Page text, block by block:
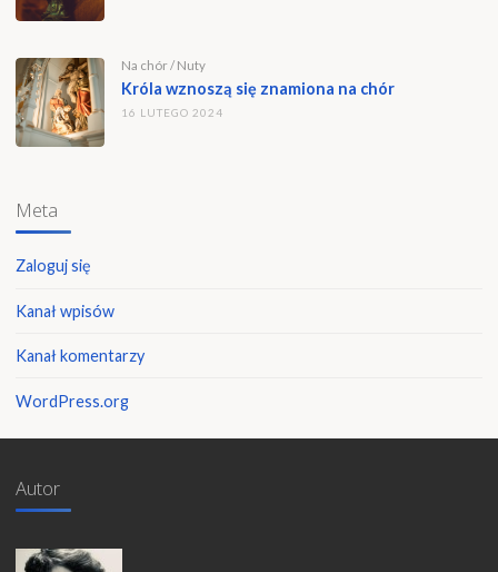
Na chór/ Nuty
Króla wznoszą się znamiona na chór
16 LUTEGO 2024
Meta
Zaloguj się
Kanał wpisów
Kanał komentarzy
WordPress.org
Autor